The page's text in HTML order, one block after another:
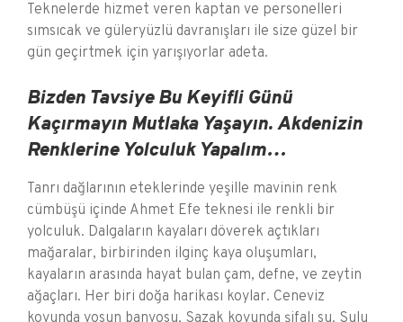
Teknelerde hizmet veren kaptan ve personelleri
sımsıcak ve güleryüzlü davranışları ile size güzel bir
gün geçirtmek için yarışıyorlar adeta.
Bizden Tavsiye Bu Keyifli Günü
Kaçırmayın Mutlaka Yaşayın. Akdenizin
Renklerine Yolculuk Yapalım…
Tanrı dağlarının eteklerinde yeşille mavinin renk
cümbüşü içinde Ahmet Efe teknesi ile renkli bir
yolculuk. Dalgaların kayaları döverek açtıkları
mağaralar, birbirinden ilginç kaya oluşumları,
kayaların arasında hayat bulan çam, defne, ve zeytin
ağaçları. Her biri doğa harikası koylar. Ceneviz
koyunda yosun banyosu, Sazak koyunda şifalı su, Sulu